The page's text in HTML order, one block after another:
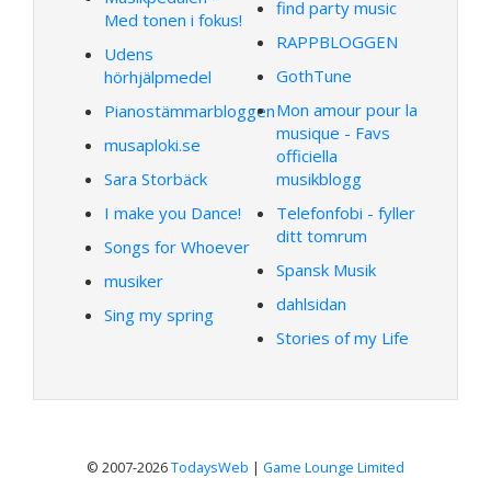
Med tonen i fokus!
Udens
hörhjälpmedel
Pianostämmarbloggen
musaploki.se
Sara Storbäck
I make you Dance!
Songs for Whoever
musiker
Sing my spring
find party music
RAPPBLOGGEN
GothTune
Mon amour pour la
musique - Favs
officiella
musikblogg
Telefonfobi - fyller
ditt tomrum
Spansk Musik
dahlsidan
Stories of my Life
© 2007-2026TodaysWeb | Game Lounge Limited